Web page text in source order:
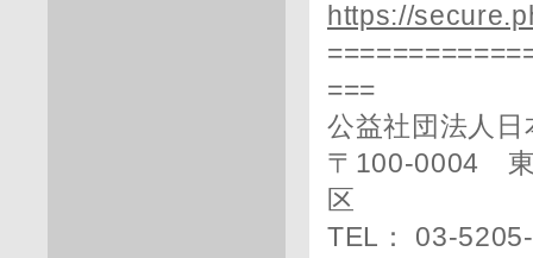
https://
===
公益社団法人
〒100-0004 東
区
TEL： 03-